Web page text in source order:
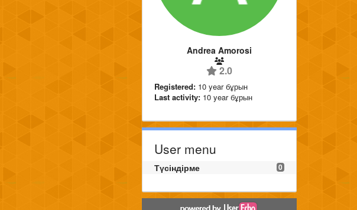
Andrea Amorosi
2.0
Registered: 10 year бұрын
Last activity: 10 year бұрын
User menu
0
Түсіндірме